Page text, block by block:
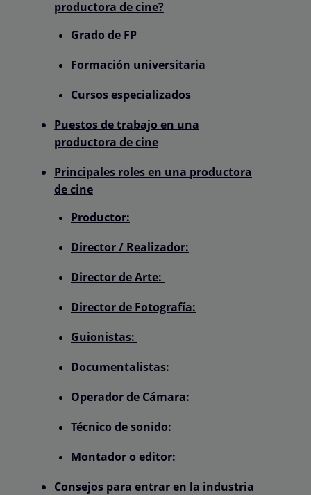
productora de cine?
Grado de FP
Formación universitaria
Cursos especializados
Puestos de trabajo en una
productora de cine
Principales roles en una productora
de cine
Productor:
Director / Realizador:
Director de Arte:
Director de Fotografía:
Guionistas:
Documentalistas:
Operador de Cámara:
Técnico de sonido:
Montador o editor:
Consejos para entrar en la industria